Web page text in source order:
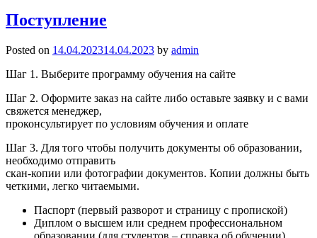
Поступление
Posted on 14.04.202314.04.2023 by admin
Шаг 1. Выберите программу обучения на сайте
Шаг 2. Оформите заказ на сайте либо оставьте заявку и с вами
свяжется менеджер,
проконсультирует по условиям обучения и оплате
Шаг 3. Для того чтобы получить документы об образовании,
необходимо отправить
скан-копии или фотографии документов. Копии должны быть
четкими, легко читаемыми.
Паспорт (первый разворот и страницу с пропиской)
Диплом о высшем или среднем профессиональном
образовании (для студентов – справка об обучении)